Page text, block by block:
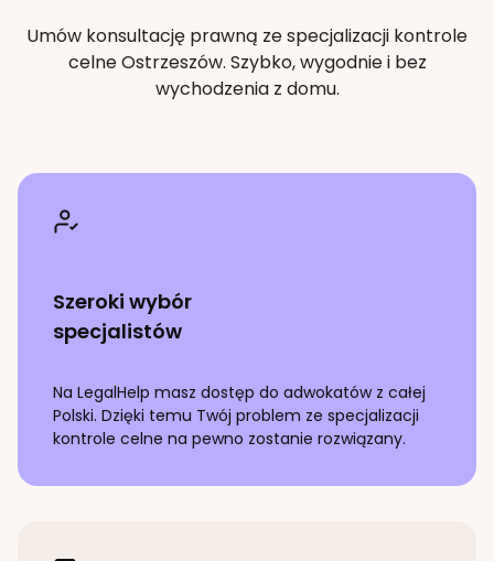
Umów konsultację prawną ze specjalizacji kontrole
celneOstrzeszów. Szybko, wygodnie i bez
wychodzenia z domu.
Szeroki wybór
specjalistów
Na LegalHelp masz dostęp do adwokatów z całej
Polski. Dzięki temu Twój problem ze specjalizacji
kontrole celne na pewno zostanie rozwiązany.